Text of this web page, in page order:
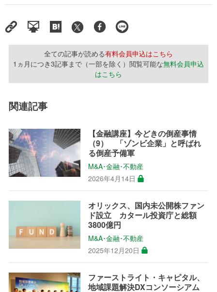
全ての記事が読める有料会員申込はこちら
1ヵ月につき3記事まで（一部を除く）閲覧可能な無料会員申込
はこちら
関連記事
【金融講座】今どきの倒産事情
（9） 「ゾンビ企業」と呼ばれ
る倒産予備軍
M&A･金融･不動産
2026年4月14日
オリックス、国内未公開株ファン
ド設立 カタール投資庁と総額
3800億円
M&A･金融･不動産
2025年12月20日
ファーストライト・キャピタル、
地域課題解決DXコンソーシアム